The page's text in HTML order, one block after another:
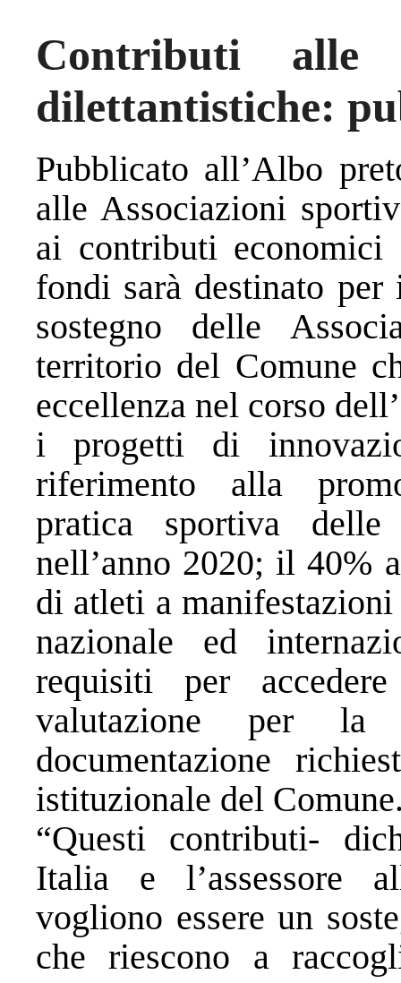
Contributi alle
dilettantistiche:
Pubblicato all’Albo
alle Associazioni
ai contributi economici
fondi sarà destinato
sostegno delle
territorio del Comune
eccellenza nel corso
i progetti di
riferimento alla
pratica sportiva delle
nell’anno 2020; il 40%
di atleti a
nazionale ed
requisiti per
valutazione per la
documentazione
istituzionale del
“Questi contributi-
Italia e l’assessore
vogliono essere un
che riescono a